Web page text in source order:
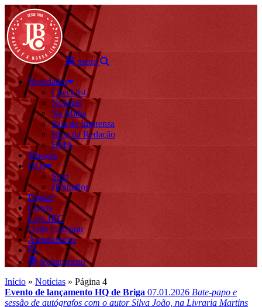
menu
Novidades
Checklist
Notícias
Na Mídia
Sala de Imprensa
Blog da Redação
BMA
Mangás
HQs
Start
JBStudios
Digital
Livros
Loja JBC
Onde Comprar
Atendimento
fechar menu
Início » Notícias » Página 4
Evento de lançamento HQ de Briga 07.01.2026 Bate-papo e
sessão de autógrafos com o autor Silva João, na Livraria Martins